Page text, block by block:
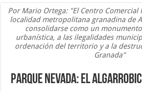
Por Mario Ortega: "El Centro Comercial
localidad metropolitana granadina de
consolidarse como un
urbanística, a las ilegalidades
ordenación del territorio y a la
Granada"
Parque Nevada: el